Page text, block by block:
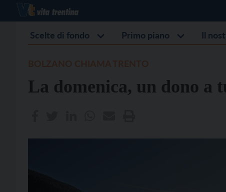
Scelte di fondo Primo piano Il
La domenica, un dono a